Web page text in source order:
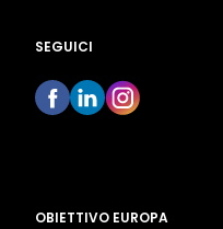
SEGUICI
OBIETTIVO EUROPA